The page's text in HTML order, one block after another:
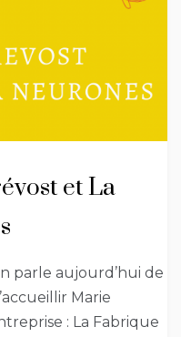
et La
parle aujourd’hui de
Marie
: La Fabrique